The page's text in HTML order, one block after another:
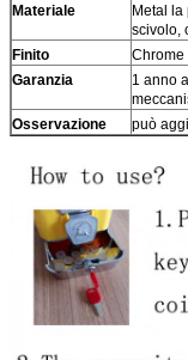
Materiale
Metal la
scivolo,
Finito
Chrome
Garanzia
1 anno
Osservazione
può